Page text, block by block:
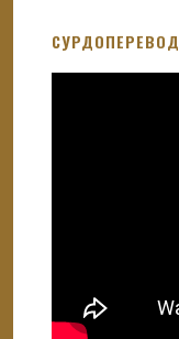
СУРДОПЕРЕВОД